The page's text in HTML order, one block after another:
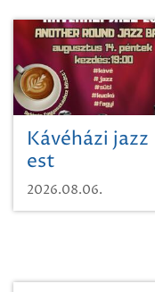
Kávéházi jazz
est
2026.08.06.